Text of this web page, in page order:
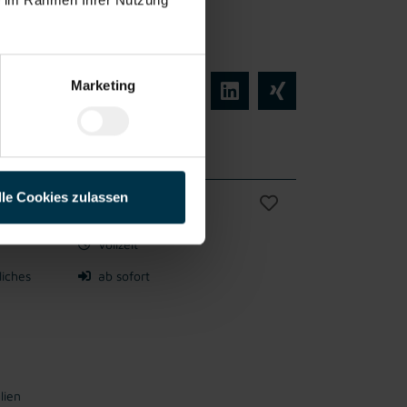
Marketing
Cookies zulassen
w/d)
Vollzeit
ab sofort